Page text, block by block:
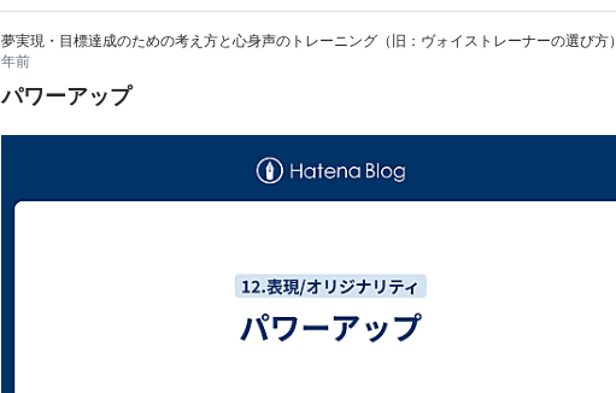
夢実現・目標達成のための考え方と心身声のトレーニング（旧：ヴォイストレーナーの選び方）
年前
パワーアップ